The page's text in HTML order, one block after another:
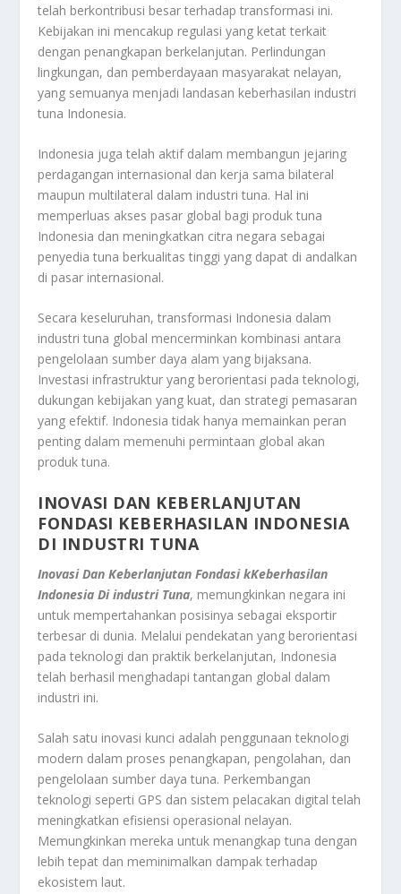
telah berkontribusi besar terhadap transformasi ini.
Kebijakan ini mencakup regulasi yang ketat terkait
dengan penangkapan berkelanjutan. Perlindungan
lingkungan, dan pemberdayaan masyarakat nelayan,
yang semuanya menjadi landasan keberhasilan industri
tuna Indonesia.
Indonesia juga telah aktif dalam membangun jejaring
perdagangan internasional dan kerja sama bilateral
maupun multilateral dalam industri tuna. Hal ini
memperluas akses pasar global bagi produk tuna
Indonesia dan meningkatkan citra negara sebagai
penyedia tuna berkualitas tinggi yang dapat di andalkan
di pasar internasional.
Secara keseluruhan, transformasi Indonesia dalam
industri tuna global mencerminkan kombinasi antara
pengelolaan sumber daya alam yang bijaksana.
Investasi infrastruktur yang berorientasi pada teknologi,
dukungan kebijakan yang kuat, dan strategi pemasaran
yang efektif. Indonesia tidak hanya memainkan peran
penting dalam memenuhi permintaan global akan
produk tuna.
INOVASI DAN KEBERLANJUTAN
FONDASI KEBERHASILAN INDONESIA
DI INDUSTRI TUNA
Inovasi Dan Keberlanjutan Fondasi kKeberhasilan
Indonesia Di industri Tuna, memungkinkan negara ini
untuk mempertahankan posisinya sebagai eksportir
terbesar di dunia. Melalui pendekatan yang berorientasi
pada teknologi dan praktik berkelanjutan, Indonesia
telah berhasil menghadapi tantangan global dalam
industri ini.
Salah satu inovasi kunci adalah penggunaan teknologi
modern dalam proses penangkapan, pengolahan, dan
pengelolaan sumber daya tuna. Perkembangan
teknologi seperti GPS dan sistem pelacakan digital telah
meningkatkan efisiensi operasional nelayan.
Memungkinkan mereka untuk menangkap tuna dengan
lebih tepat dan meminimalkan dampak terhadap
ekosistem laut.